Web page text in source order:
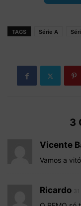
TAGS Série A
3
Vicente
Vamos a
Ricardo